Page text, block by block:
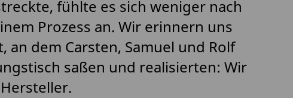
fühlte es sich weniger nach
Prozess an. Wir erinnern uns
dem Carsten, Samuel und Rolf
saßen und realisierten: Wir